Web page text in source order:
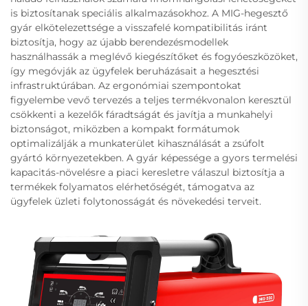
is biztosítanak speciális alkalmazásokhoz. A MIG-hegesztő
gyár elkötelezettsége a visszafelé kompatibilitás iránt
biztosítja, hogy az újabb berendezésmodellek
használhassák a meglévő kiegészítőket és fogyóeszközöket,
így megóvják az ügyfelek beruházásait a hegesztési
infrastruktúrában. Az ergonómiai szempontokat
figyelembe vevő tervezés a teljes termékvonalon keresztül
csökkenti a kezelők fáradtságát és javítja a munkahelyi
biztonságot, miközben a kompakt formátumok
optimalizálják a munkaterület kihasználását a zsúfolt
gyártó környezetekben. A gyár képessége a gyors termelési
kapacitás-növelésre a piaci keresletre válaszul biztosítja a
termékek folyamatos elérhetőségét, támogatva az
ügyfelek üzleti folytonosságát és növekedési terveit.